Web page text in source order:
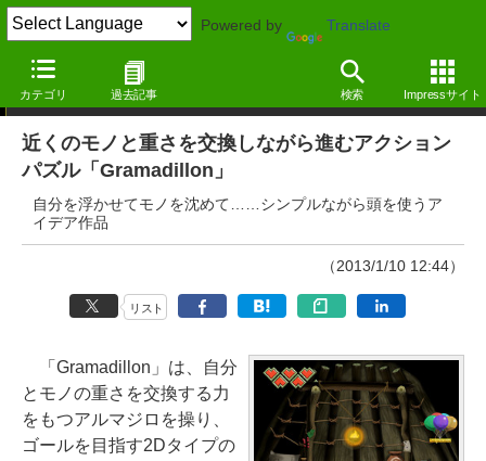
Powered by Translate
カテゴリ 過去記事 検索 Impressサイト
レビュー
近くのモノと重さを交換しながら進むアクション
パズル「Gramadillon」
自分を浮かせてモノを沈めて……シンプルながら頭を使うア
イデア作品
（2013/1/10 12:44）
リスト
「Gramadillon」は、自分
とモノの重さを交換する力
をもつアルマジロを操り、
ゴールを目指す2Dタイプの